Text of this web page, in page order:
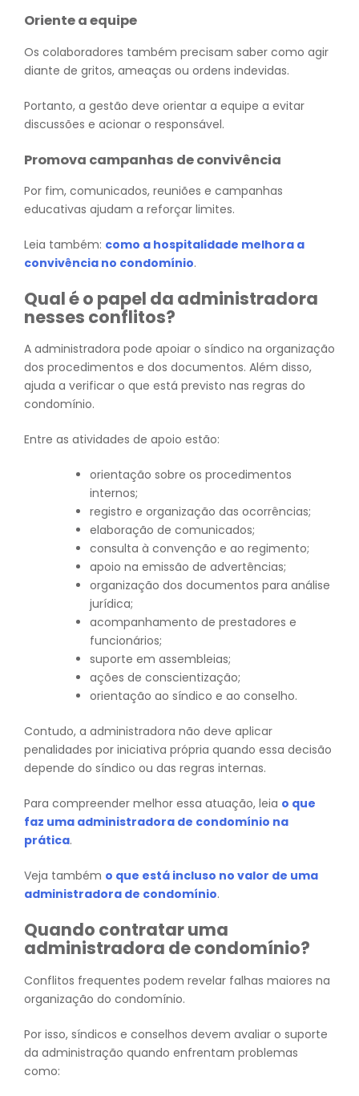
Oriente a equipe
Os colaboradores também precisam saber como agir
diante de gritos, ameaças ou ordens indevidas.
Portanto, a gestão deve orientar a equipe a evitar
discussões e acionar o responsável.
Promova campanhas de convivência
Por fim, comunicados, reuniões e campanhas
educativas ajudam a reforçar limites.
Leia também: como a hospitalidade melhora a
convivência no condomínio.
Qual é o papel da administradora
nesses conflitos?
A administradora pode apoiar o síndico na organização
dos procedimentos e dos documentos. Além disso,
ajuda a verificar o que está previsto nas regras do
condomínio.
Entre as atividades de apoio estão:
orientação sobre os procedimentos
internos;
registro e organização das ocorrências;
elaboração de comunicados;
consulta à convenção e ao regimento;
apoio na emissão de advertências;
organização dos documentos para análise
jurídica;
acompanhamento de prestadores e
funcionários;
suporte em assembleias;
ações de conscientização;
orientação ao síndico e ao conselho.
Contudo, a administradora não deve aplicar
penalidades por iniciativa própria quando essa decisão
depende do síndico ou das regras internas.
Para compreender melhor essa atuação, leia o que
faz uma administradora de condomínio na
prática.
Veja também o que está incluso no valor de uma
administradora de condomínio.
Quando contratar uma
administradora de condomínio?
Conflitos frequentes podem revelar falhas maiores na
organização do condomínio.
Por isso, síndicos e conselhos devem avaliar o suporte
da administração quando enfrentam problemas
como: